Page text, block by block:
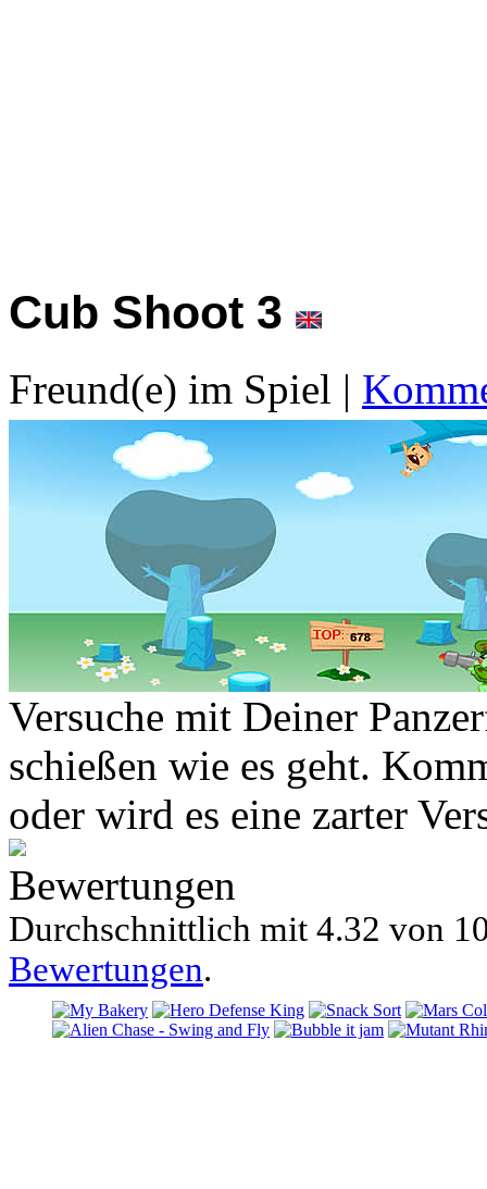
Cub Shoot 3
Freund(e) im Spiel |
Versuche mit Deiner
schießen wie es geht.
oder wird es eine zarter
Bewertungen
Durchschnittlich mit 4.32 von
Bewertungen.